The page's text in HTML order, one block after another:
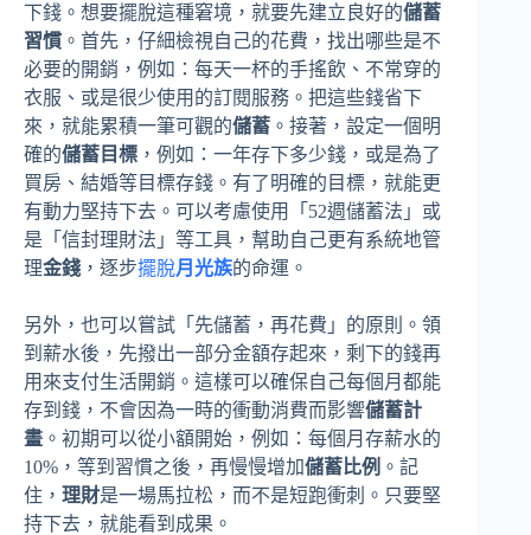
下錢。想要擺脫這種窘境，就要先建立良好的儲蓄
習慣 。首先，仔細檢視自己的花費，找出哪些是不
必要的開銷，例如：每天一杯的手搖飲、不常穿的
衣服、或是很少使用的訂閱服務。把這些錢省下
來，就能累積一筆可觀的儲蓄 。接著，設定一個明
確的儲蓄目標 ，例如：一年存下多少錢，或是為了
買房、結婚等目標存錢。有了明確的目標，就能更
有動力堅持下去。可以考慮使用「52週儲蓄法」或
是「信封理財法」等工具，幫助自己更有系統地管
理金錢 ，逐步擺脫月光族的命運。
另外，也可以嘗試「先儲蓄，再花費」的原則。領
到薪水後，先撥出一部分金額存起來，剩下的錢再
用來支付生活開銷。這樣可以確保自己每個月都能
存到錢，不會因為一時的衝動消費而影響儲蓄計
畫 。初期可以從小額開始，例如：每個月存薪水的
10%，等到習慣之後，再慢慢增加儲蓄比例 。記
住， 理財是一場馬拉松，而不是短跑衝刺。只要堅
持下去，就能看到成果。